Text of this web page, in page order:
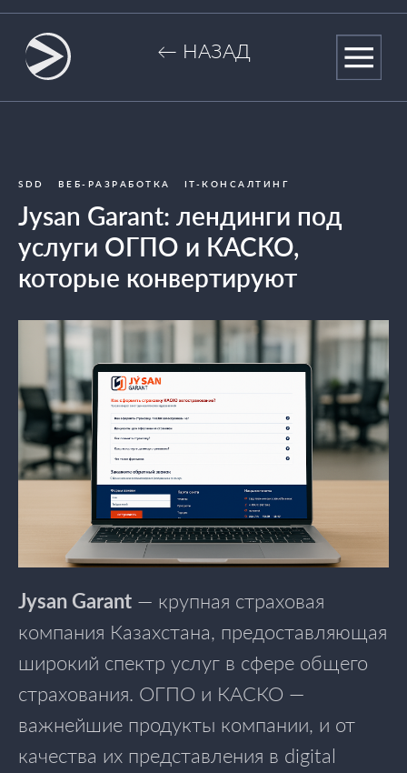
SDD ВЕБ-РАЗРАБОТКА IT-КОНСАЛТИНГ
Jysan Garant: лендинги под
услуги ОГПО и КАСКО,
которые конвертируют
Jysan Garant — крупная страховая
компания Казахстана, предоставляющая
широкий спектр услуг в сфере общего
страхования. ОГПО и КАСКО —
важнейшие продукты компании, и от
качества их представления в digital